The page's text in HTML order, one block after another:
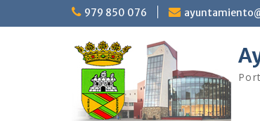
979 850 076